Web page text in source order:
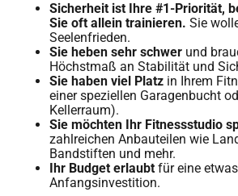
Sicherheit ist Ihre #1-Priorität,
Sie oft allein trainieren. Sie
Seelenfrieden.
Sie heben sehr schwer und
Höchstmaß an Stabilität und
Sie haben viel Platz in Ihrem
einer speziellen Garagenbucht
Kellerraum).
Sie möchten Ihr Fitnessstudio
zahlreichen Anbauteilen wie
Bandstiften und mehr.
Ihr Budget erlaubt für eine
Anfangsinvestition.